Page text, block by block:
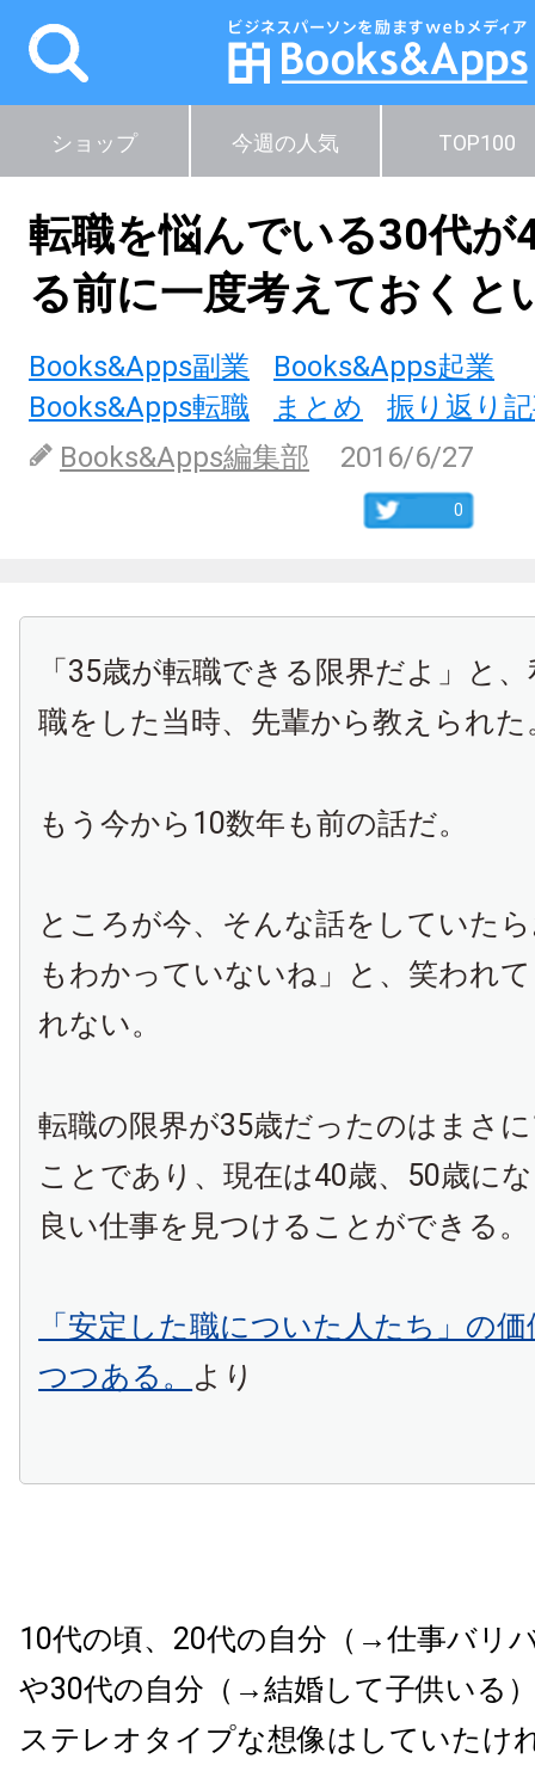
ショップ 今週の人気 TOP100
転職を悩んでいる30代が
る前に一度考えておくと
Books&Apps副業
Books&Apps起業
Books&Apps転職
まとめ
振り返り
Books&Apps編集部
2016/6/27
0
「35歳が転職できる限界だよ」と
職をした当時、先輩から教えられた
もう今から10数年も前の話だ。
ところが今、そんな話をしていた
もわかっていないね」と、笑われ
れない。
転職の限界が35歳だったのはまさ
ことであり、現在は40歳、50歳に
良い仕事を見つけることができる。
「安定した職についた人たち」の
つつある。 より
10代の頃、20代の自分（→仕事バリ
や30代の自分（→結婚して子供いる
ステレオタイプな想像はしていたけ